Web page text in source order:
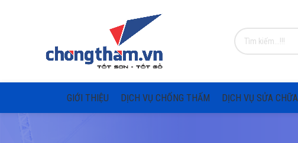
GIỚI THIỆU DỊCH VỤ CHỐNG THẤM DỊCH VỤ SỬA CHỮA